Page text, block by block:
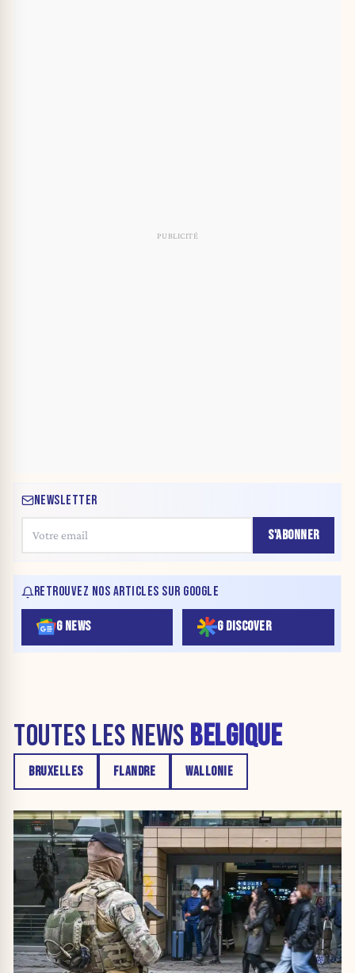
NEWSLETTER
S'ABONNER
RETROUVEZ NOS ARTICLES SUR GOOGLE
G NEWS G DISCOVER
TOUTES LES NEWS BELGIQUE
BRUXELLES FLANDRE WALLONIE